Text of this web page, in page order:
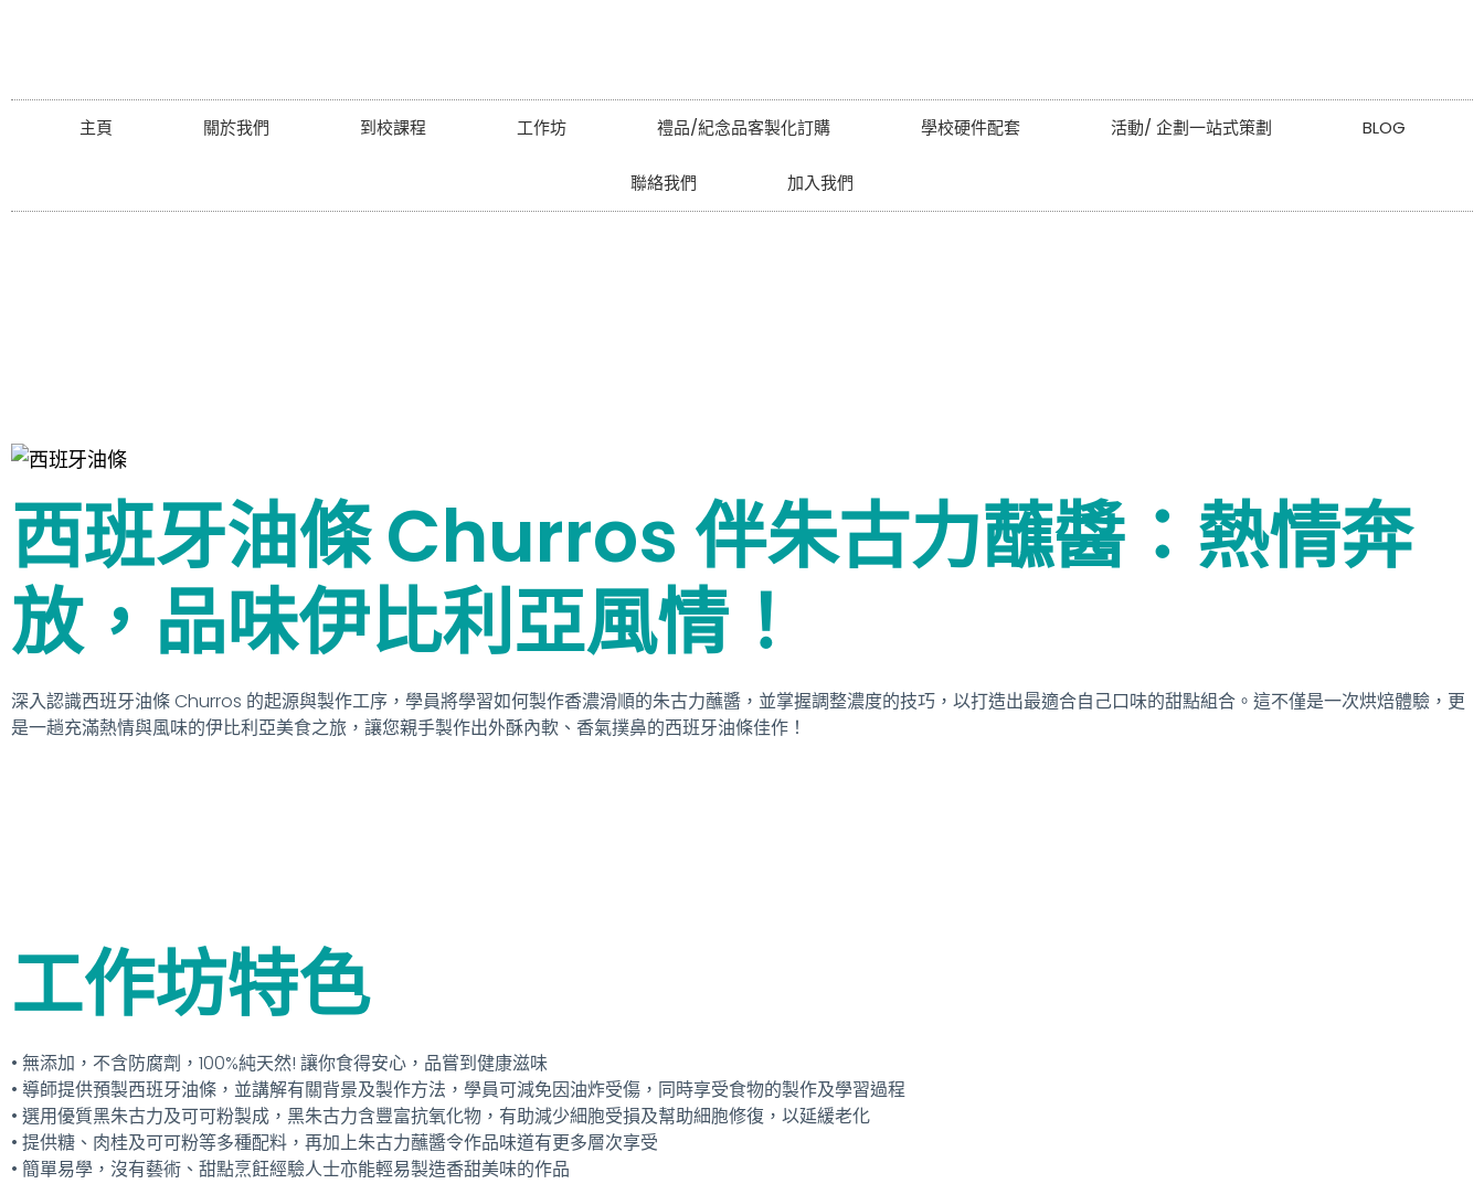
主頁 關於我們 到校課程 工作坊 禮品/紀念品客製化訂購 學校硬件配套 活動/ 企劃一站式策劃 BLOG
聯絡我們 加入我們
西班牙油條 Churros 伴朱古力蘸醬：熱情奔
放，品味伊比利亞風情！
深入認識西班牙油條 Churros 的起源與製作工序，學員將學習如何製作香濃滑順的朱古力蘸醬，並掌握調整濃度的技巧，以打造出最適合自己口味的甜點組合。這不僅是一次烘焙體驗，更
是一趟充滿熱情與風味的伊比利亞美食之旅，讓您親手製作出外酥內軟、香氣撲鼻的西班牙油條佳作！
工作坊特色
• 無添加，不含防腐劑，100%純天然! 讓你食得安心，品嘗到健康滋味
• 導師提供預製西班牙油條，並講解有關背景及製作方法，學員可減免因油炸受傷，同時享受食物的製作及學習過程
• 選用優質黑朱古力及可可粉製成，黑朱古力含豐富抗氧化物，有助減少細胞受損及幫助細胞修復，以延緩老化
• 提供糖、肉桂及可可粉等多種配料，再加上朱古力蘸醬令作品味道有更多層次享受
• 簡單易學，沒有藝術、甜點烹飪經驗人士亦能輕易製造香甜美味的作品